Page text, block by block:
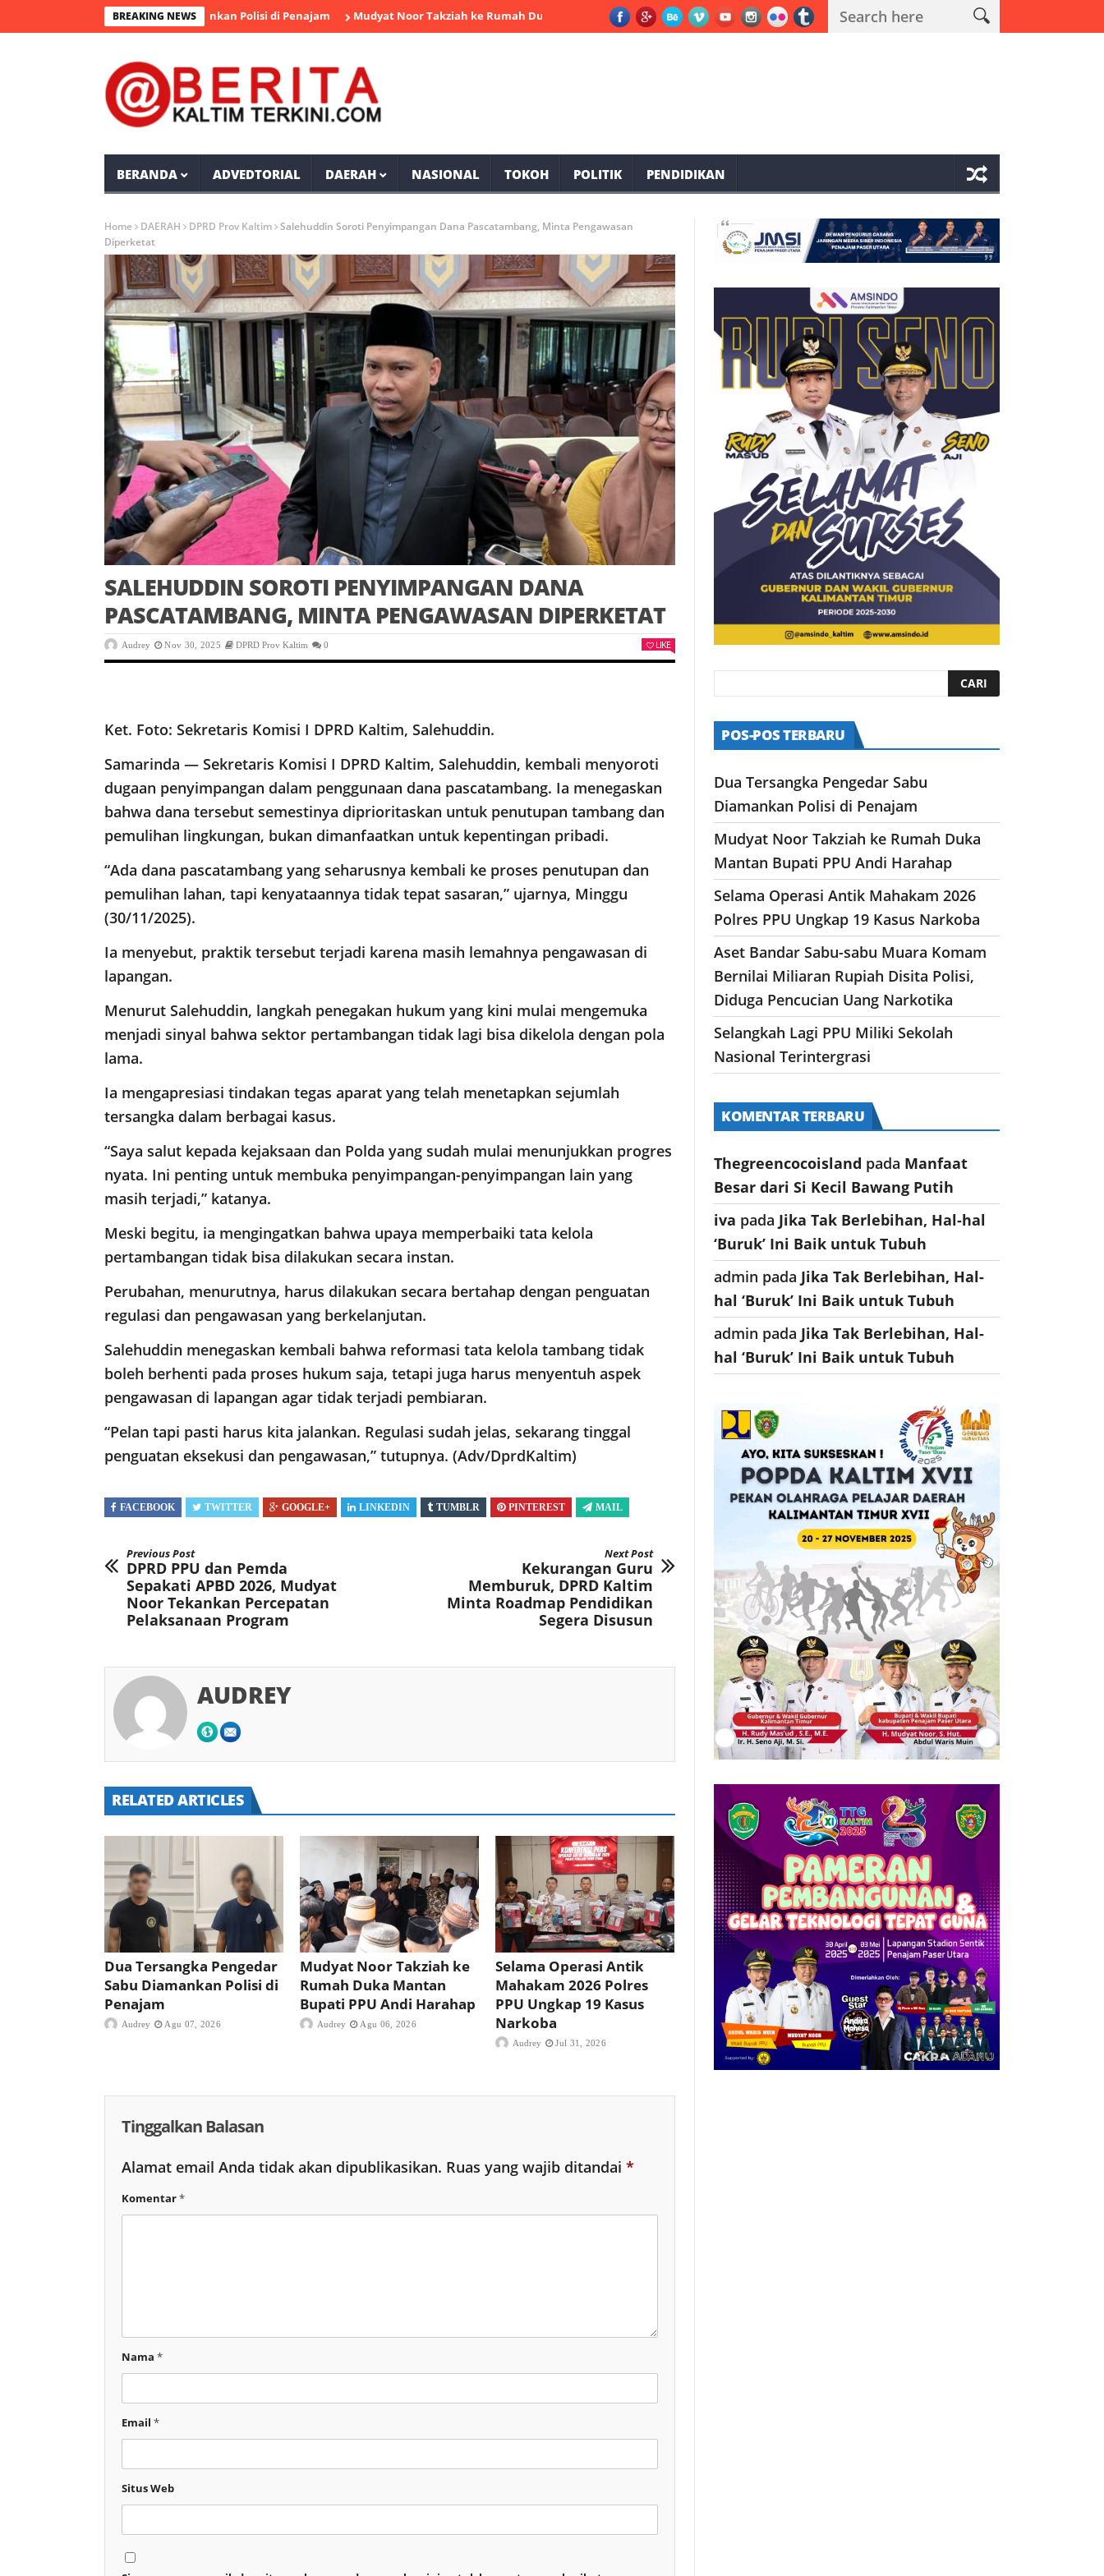
BREAKING NEWS
Pengedar Sabu Diamankan Polisi di Penajam Mudyat Noor Takziah ke Rumah Duka Mantan Bupati PPU Andi Harahap Selama Operasi Antik Mahakam 2026 Polres PPU Ungkap 19 Kasus
BERANDA ADVEDTORIAL DAERAH NASIONAL TOKOH POLITIK PENDIDIKAN
Home DAERAH DPRD Prov Kaltim Salehuddin Soroti Penyimpangan Dana Pascatambang, Minta Pengawasan
Diperketat
SALEHUDDIN SOROTI PENYIMPANGAN DANA
PASCATAMBANG, MINTA PENGAWASAN DIPERKETAT
Audrey Nov 30, 2025 DPRD Prov Kaltim 0 LIKE
Ket. Foto: Sekretaris Komisi I DPRD Kaltim, Salehuddin.
Samarinda — Sekretaris Komisi I DPRD Kaltim, Salehuddin, kembali menyoroti
dugaan penyimpangan dalam penggunaan dana pascatambang. Ia menegaskan
bahwa dana tersebut semestinya diprioritaskan untuk penutupan tambang dan
pemulihan lingkungan, bukan dimanfaatkan untuk kepentingan pribadi.
“Ada dana pascatambang yang seharusnya kembali ke proses penutupan dan
pemulihan lahan, tapi kenyataannya tidak tepat sasaran,” ujarnya, Minggu
(30/11/2025).
Ia menyebut, praktik tersebut terjadi karena masih lemahnya pengawasan di
lapangan.
Menurut Salehuddin, langkah penegakan hukum yang kini mulai mengemuka
menjadi sinyal bahwa sektor pertambangan tidak lagi bisa dikelola dengan pola
lama.
Ia mengapresiasi tindakan tegas aparat yang telah menetapkan sejumlah
tersangka dalam berbagai kasus.
“Saya salut kepada kejaksaan dan Polda yang sudah mulai menunjukkan progres
nyata. Ini penting untuk membuka penyimpangan-penyimpangan lain yang
masih terjadi,” katanya.
Meski begitu, ia mengingatkan bahwa upaya memperbaiki tata kelola
pertambangan tidak bisa dilakukan secara instan.
Perubahan, menurutnya, harus dilakukan secara bertahap dengan penguatan
regulasi dan pengawasan yang berkelanjutan.
Salehuddin menegaskan kembali bahwa reformasi tata kelola tambang tidak
boleh berhenti pada proses hukum saja, tetapi juga harus menyentuh aspek
pengawasan di lapangan agar tidak terjadi pembiaran.
“Pelan tapi pasti harus kita jalankan. Regulasi sudah jelas, sekarang tinggal
penguatan eksekusi dan pengawasan,” tutupnya. (Adv/DprdKaltim)
FACEBOOK TWITTER GOOGLE+ LINKEDIN TUMBLR PINTEREST MAIL
Previous Post
DPRD PPU dan Pemda
Sepakati APBD 2026, Mudyat
Noor Tekankan Percepatan
Pelaksanaan Program
Next Post
Kekurangan Guru
Memburuk, DPRD Kaltim
Minta Roadmap Pendidikan
Segera Disusun
AUDREY
RELATED ARTICLES
Dua Tersangka Pengedar
Sabu Diamankan Polisi di
Penajam
Audrey Agu 07, 2026
Mudyat Noor Takziah ke
Rumah Duka Mantan
Bupati PPU Andi Harahap
Audrey Agu 06, 2026
Selama Operasi Antik
Mahakam 2026 Polres
PPU Ungkap 19 Kasus
Narkoba
Audrey Jul 31, 2026
Tinggalkan Balasan
Alamat email Anda tidak akan dipublikasikan. Ruas yang wajib ditandai *
Komentar*
Nama *
Email *
Situs Web
POS-POS TERBARU
Dua Tersangka Pengedar Sabu
Diamankan Polisi di Penajam
Mudyat Noor Takziah ke Rumah Duka
Mantan Bupati PPU Andi Harahap
Selama Operasi Antik Mahakam 2026
Polres PPU Ungkap 19 Kasus Narkoba
Aset Bandar Sabu-sabu Muara Komam
Bernilai Miliaran Rupiah Disita Polisi,
Diduga Pencucian Uang Narkotika
Selangkah Lagi PPU Miliki Sekolah
Nasional Terintergrasi
KOMENTAR TERBARU
Thegreencocoisland pada Manfaat
Besar dari Si Kecil Bawang Putih
iva pada Jika Tak Berlebihan, Hal-hal
‘Buruk’ Ini Baik untuk Tubuh
admin pada Jika Tak Berlebihan, Hal-
hal ‘Buruk’ Ini Baik untuk Tubuh
admin pada Jika Tak Berlebihan, Hal-
hal ‘Buruk’ Ini Baik untuk Tubuh